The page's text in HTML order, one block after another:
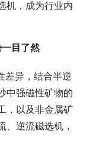
机，成为行业内
目了然
差异，结合半逆
中强磁性矿物的
，以及非金属矿
、逆流磁选机，